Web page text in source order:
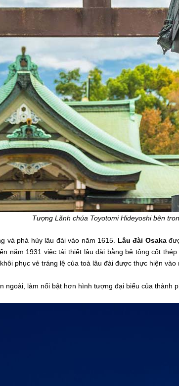
Tượng Lãnh chúa Toyotomi Hideyoshi bên
và phá hủy lâu đài vào năm 1615. Lâu đài Osaka
năm 1931 việc tái thiết lâu đài bằng bê tông cốt
phục vẻ tráng lệ của toà lâu đài được thực hiện vào
làm nổi bật hơn hình tượng đại biểu của thành